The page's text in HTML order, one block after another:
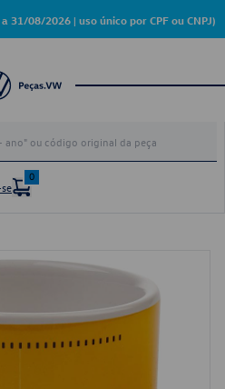
31/08/2026 | uso único por CPF ou CNPJ)
0